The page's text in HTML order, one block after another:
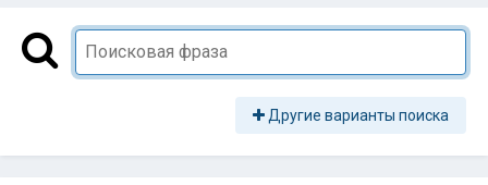
Другие варианты поиска